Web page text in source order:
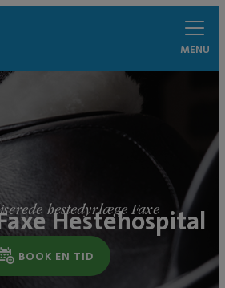
MENU
Hestehospital
hestedyrlæge Faxe
BOOK EN TID